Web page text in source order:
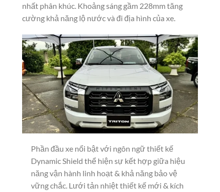
nhất phân khúc. Khoảng sáng gầm 228mm tăng
cường khả năng lộ nước và đi địa hình của xe.
Phần đầu xe nổi bật với ngôn ngữ thiết kế
Dynamic Shield thể hiện sự kết hợp giữa hiệu
năng vận hành linh hoạt & khả năng bảo vệ
vững chắc. Lưới tản nhiệt thiết kế mới & kích